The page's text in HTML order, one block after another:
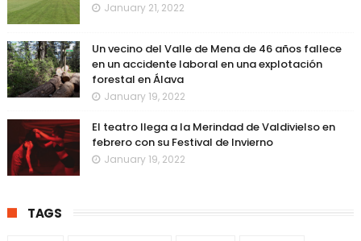
January 21, 2022
Un vecino del Valle de Mena de 46 años fallece
en un accidente laboral en una explotación
forestal en Álava
January 19, 2022
El teatro llega a la Merindad de Valdivielso en
febrero con su Festival de Invierno
January 19, 2022
TAGS